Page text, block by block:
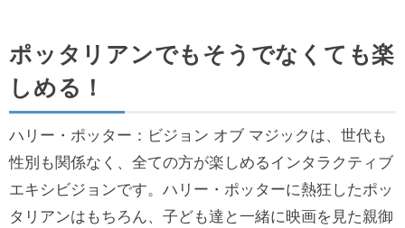
ポッタリアンでもそうでなくても楽
しめる！
ハリー・ポッター：ビジョン オブ マジックは、世代も
性別も関係なく、全ての方が楽しめるインタラクティブ
エキシビジョンです。ハリー・ポッターに熱狂したポッ
タリアンはもちろん、子ども達と一緒に映画を見た親御